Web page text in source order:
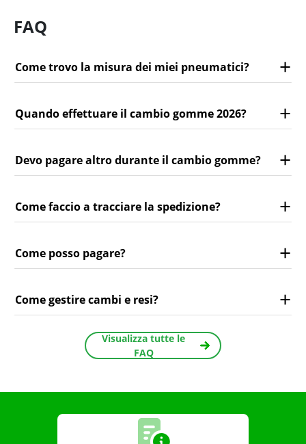
FAQ
Come trovo la misura dei miei pneumatici?
Quando effettuare il cambio gomme 2026?
Devo pagare altro durante il cambio gomme?
Come faccio a tracciare la spedizione?
Come posso pagare?
Come gestire cambi e resi?
Visualizza tutte le
FAQ